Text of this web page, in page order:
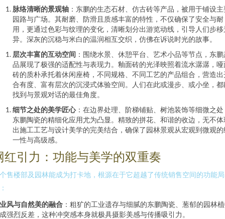
脉络清晰的景观轴 ：东鹏的生态石材、仿古砖等产品，被用于铺设
园路与广场。其耐磨、防滑且质感丰富的特性，不仅确保了安全与耐
用，更通过色彩与纹理的变化，清晰划分出游览动线，引导人们步移
异。深灰的沉稳与米白的温润相互交织，仿佛在诉说时光的故事。
层次丰富的互动空间 ：围绕水景、休憩平台、艺术小品等节点，东
品展现了极强的适配性与表现力。釉面砖的光泽映照着流水潺潺，哑
砖的质朴承托着休闲座椅，不同规格、不同工艺的产品组合，营造出
合有度、富有层次的沉浸式体验空间。人们在此或漫步、或小坐，都
找到与景观对话的最佳角度。
细节之处的美学匠心：在边界处理、阶梯铺贴、树池装饰等细微之处
东鹏陶瓷的精细化应用尤为凸显。精致的拼花、和谐的收边，无不体
出施工工艺与设计美学的完美结合，确保了园林景观从宏观到微观的
一性与高级感。
红引力：功能与美学的双重奏
售楼部及园林能成为打卡地，根源在于它超越了传统销售空间的功能局
风与自然美的融合 ：粗犷的工业遗存与细腻的东鹏陶瓷、葱郁的园林
强烈反差，这种冲突感本身就极具摄影美感与传播吸引力。